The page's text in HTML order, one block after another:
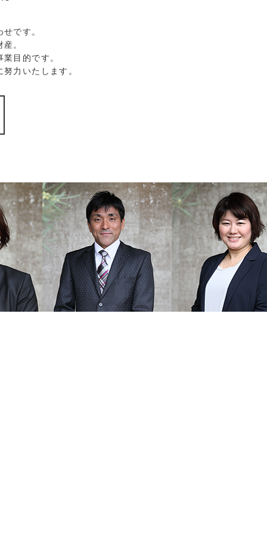
です。
。
目的です。
力いたします。